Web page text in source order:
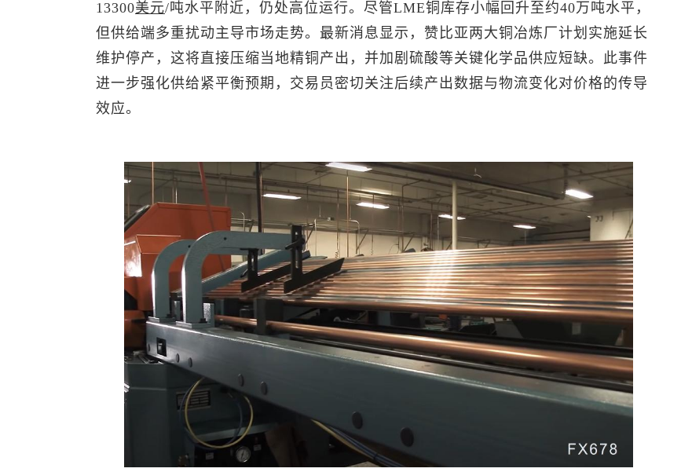
13300美元/吨水平附近，仍处高位运行。尽管LME铜 库存小幅回升至约40万吨水平，
但供给端多重扰动主导市场走势。最新消息显示，赞比亚两大铜冶炼厂计划实施延长
维护停产，这将直接压缩当地精铜产出，并加剧硫酸等关键化学品供应短缺。此事件
进一步强化供给紧平衡预期，交易员密切关注后续产出数据与物流变化对价格的传导
效应。